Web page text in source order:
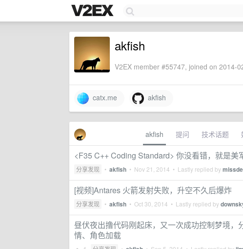
akfish
V2EX member #55747, joined on 2014-
catx.me akfish
akfish 提问 技术话题
<F35 C++ Coding Standard> 你没看错，就是美
分享发现 • akfish • Nov 21, 2014 • Lastly replied by
[视频]Antares 火箭发射失败，升空不久后爆炸
分享发现 • akfish • Oct 30, 2014 • Lastly replied by
昼伏夜出撸代码刚起床，又一次成功控制梦境
情、角色加载